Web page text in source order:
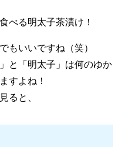
べる明太子茶漬け！
もいいですね（笑）
と「明太子」は何のゆか
すよね！
ると、